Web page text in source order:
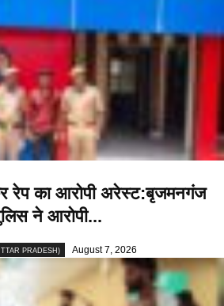
रेप का आरोपी अरेस्ट:बृजमनगंज
ने आरोपी...
PRADESH) August 7, 2026